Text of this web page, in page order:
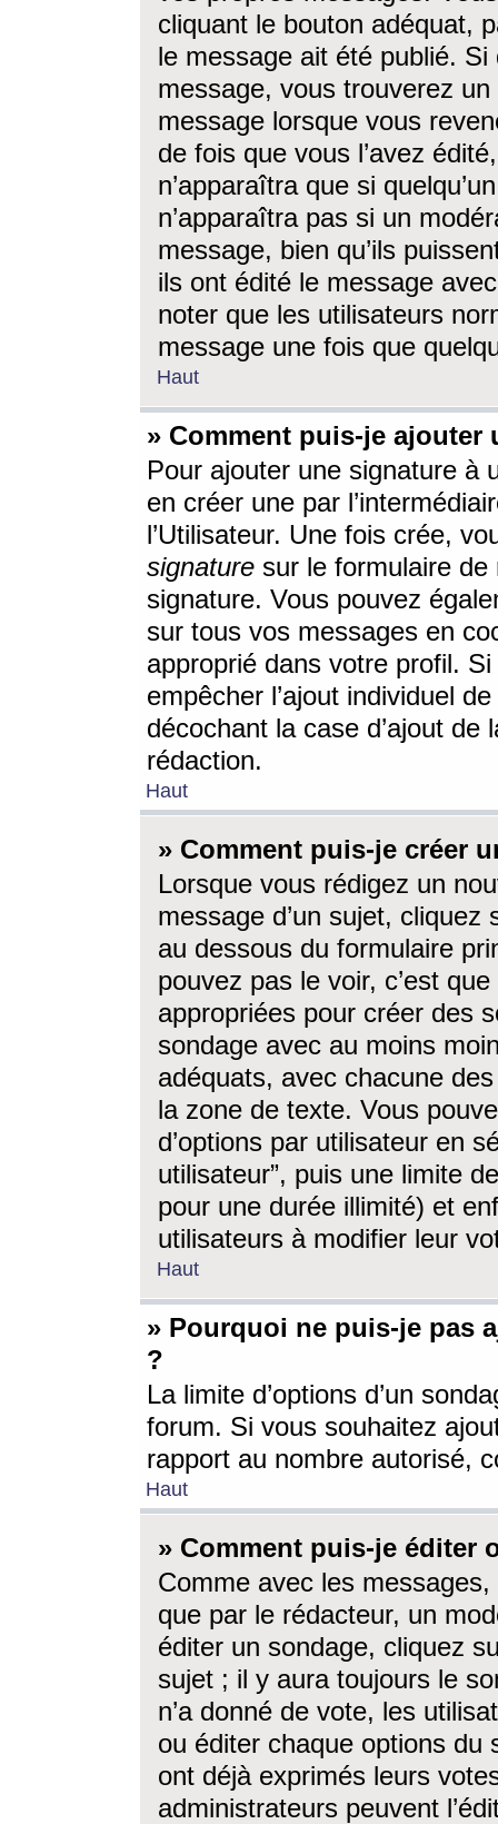
cliquant le bouton adéquat,
le message ait été publié. Si
message, vous trouverez
message lorsque vous
de fois que vous l’avez
n’apparaîtra que si
n’apparaîtra pas si un
message, bien qu’ils
ils ont édité le message
noter que les utilisateurs
message une fois que
Haut
» Comment puis-je ajouter
Pour ajouter une signature à
en créer une par
l’Utilisateur. Une fois crée,
signature sur le formulaire de
signature. Vous pouvez
sur tous vos messages en
approprié dans votre profil.
empêcher l’ajout individuel
décochant la case d’ajout
rédaction.
Haut
» Comment puis-je créer
Lorsque vous rédigez un
message d’un sujet, cliquez
au dessous du formulaire
pouvez pas le voir, c’est
appropriées pour créer des
sondage avec au moins
adéquats, avec chacune
la zone de texte. Vous
d’options par utilisateur en
utilisateur”, puis une limite
pour une durée illimité) et
utilisateurs à modifier leur
Haut
» Pourquoi ne puis-je pas
?
La limite d’options d’un
forum. Si vous souhaitez
rapport au nombre autorisé,
Haut
» Comment puis-je éditer
Comme avec les
que par le rédacteur, un
éditer un sondage, cliquez
sujet ; il y aura toujours le
n’a donné de vote, les
ou éditer chaque options du
ont déjà exprimés leurs
administrateurs peuvent